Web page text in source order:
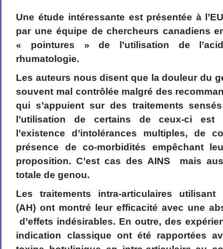
Une étude intéressante est présentée à
par une équipe de chercheurs canadiens
« pointures » de l’utilisation de
rhumatologie.
Les auteurs nous disent que la douleur du
souvent mal contrôlée malgré des
qui s’appuient sur des traitements
l’utilisation de certains de ceux-ci est
l’existence d’intolérances multiples, de
présence de co-morbidités empêchant
proposition. C’est cas des AINS mais
totale de genou.
Les traitements intra-articulaires utilisant
(AH) ont montré leur efficacité avec une
d’effets indésirables. En outre, des
indication classique ont été rapportées